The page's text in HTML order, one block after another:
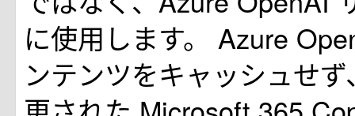
に使用します。 Azure
ンテンツをキャッシュせ